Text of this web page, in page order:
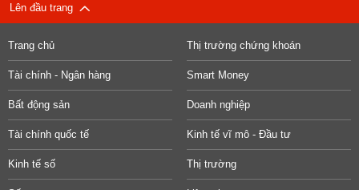
Lên đầu trang
Trang chủ Thị trường chứng khoán
Tài chính - Ngân hàng Smart Money
Bất động sản Doanh nghiệp
Tài chính quốc tế Kinh tế vĩ mô - Đầu tư
Kinh tế số Thị trường